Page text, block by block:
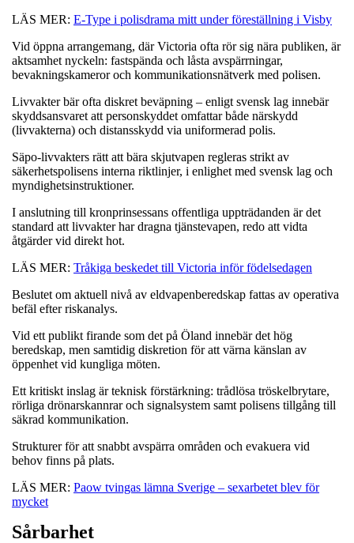
LÄS MER: E-Type i polisdrama mitt under föreställning i Visby
Vid öppna arrangemang, där Victoria ofta rör sig nära publiken, är
aktsamhet nyckeln: fastspända och låsta avspärrningar,
bevakningskameror och kommunikationsnätverk med polisen.
Livvakter bär ofta diskret beväpning – enligt svensk lag innebär
skyddsansvaret att personskyddet omfattar både närskydd
(livvakterna) och distansskydd via uniformerad polis.
Säpo-livvakters rätt att bära skjutvapen regleras strikt av
säkerhetspolisens interna riktlinjer, i enlighet med svensk lag och
myndighetsinstruktioner.
I anslutning till kronprinsessans offentliga uppträdanden är det
standard att livvakter har dragna tjänstevapen, redo att vidta
åtgärder vid direkt hot.
LÄS MER: Tråkiga beskedet till Victoria inför födelsedagen
Beslutet om aktuell nivå av eldvapenberedskap fattas av operativa
befäl efter riskanalys.
Vid ett publikt firande som det på Öland innebär det hög
beredskap, men samtidig diskretion för att värna känslan av
öppenhet vid kungliga möten.
Ett kritiskt inslag är teknisk förstärkning: trådlösa tröskelbrytare,
rörliga drönarskannrar och signalsystem samt polisens tillgång till
säkrad kommunikation.
Strukturer för att snabbt avspärra områden och evakuera vid
behov finns på plats.
LÄS MER: Paow tvingas lämna Sverige – sexarbetet blev för
mycket
Sårbarhet